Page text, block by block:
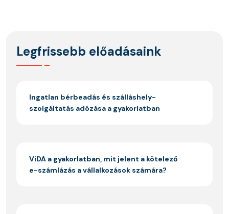
Legfrissebb előadásaink
Ingatlan bérbeadás és szálláshely-
szolgáltatás adózása a gyakorlatban
ViDA a gyakorlatban, mit jelent a kötelező
e-számlázás a vállalkozások számára?